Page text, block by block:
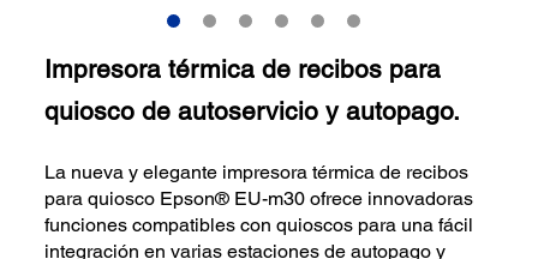
Impresora térmica de recibos para
quiosco de autoservicio y autopago.
La nueva y elegante impresora térmica de recibos
para quiosco Epson® EU-m30 ofrece innovadoras
funciones compatibles con quioscos para una fácil
integración en varias estaciones de autopago y